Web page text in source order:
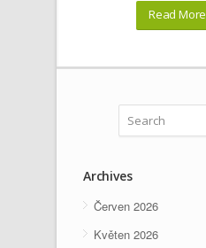
Read More
Archives
Červen 2026
Květen 2026